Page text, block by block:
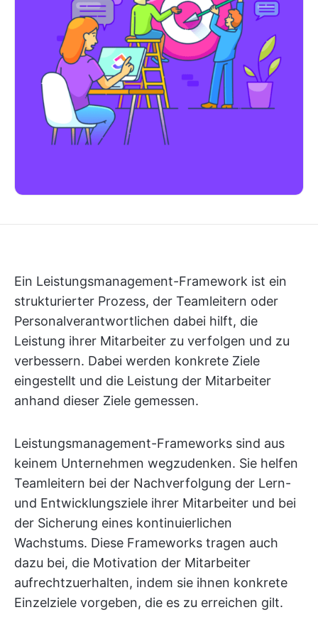
Ein Leistungsmanagement-Framework ist ein
strukturierter Prozess, der Teamleitern oder
Personalverantwortlichen dabei hilft, die
Leistung ihrer Mitarbeiter zu verfolgen und zu
verbessern. Dabei werden konkrete Ziele
eingestellt und die Leistung der Mitarbeiter
anhand dieser Ziele gemessen.
Leistungsmanagement-Frameworks sind aus
keinem Unternehmen wegzudenken. Sie helfen
Teamleitern bei der Nachverfolgung der Lern-
und Entwicklungsziele ihrer Mitarbeiter und bei
der Sicherung eines kontinuierlichen
Wachstums. Diese Frameworks tragen auch
dazu bei, die Motivation der Mitarbeiter
aufrechtzuerhalten, indem sie ihnen konkrete
Einzelziele vorgeben, die es zu erreichen gilt.